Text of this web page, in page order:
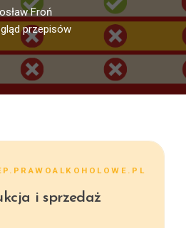
Froń
przepisów
i sprzedaż